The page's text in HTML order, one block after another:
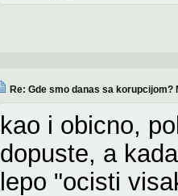
Re: Gde smo danas sa korupcijom?
kao i obicno,
dopuste, a
lepo "ocisti